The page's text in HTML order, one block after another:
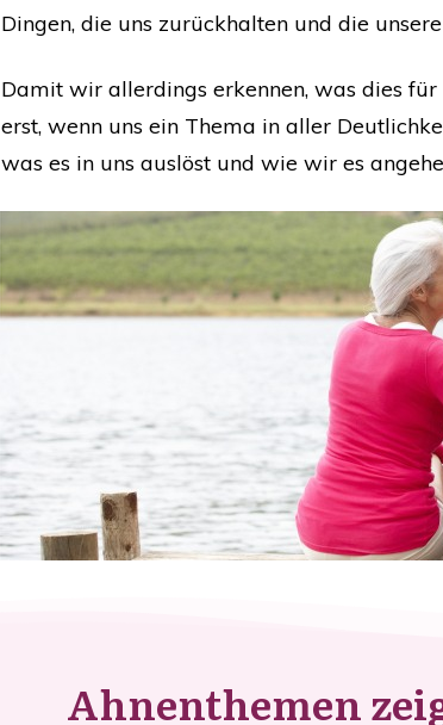
Dingen, die uns zurückhalten und die
Damit wir allerdings erkennen, was dies für
erst, wenn uns ein Thema in aller
was es in uns auslöst und wie wir es
Ahnenthemen